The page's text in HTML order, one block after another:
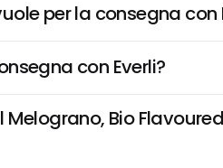
per la consegna con
con Everli?
Melograno, Bio